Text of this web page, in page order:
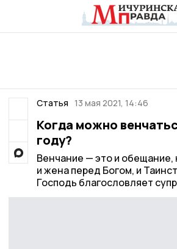
Статья 13 мая 2021, 14:46
Когда можно
году?
Венчание — это и
и жена перед Богом, и
Господь благословляет